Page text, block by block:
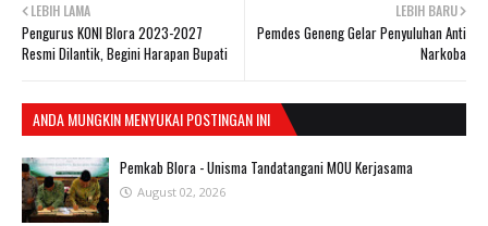
LEBIH BARU
Pemdes Geneng Gelar Penyuluhan Anti
Narkoba
LEBIH LAMA
Pengurus KONI Blora 2023-2027
Resmi Dilantik, Begini Harapan Bupati
ANDA MUNGKIN MENYUKAI POSTINGAN INI
Pemkab Blora - Unisma Tandatangani MOU Kerjasama
August 02, 2026